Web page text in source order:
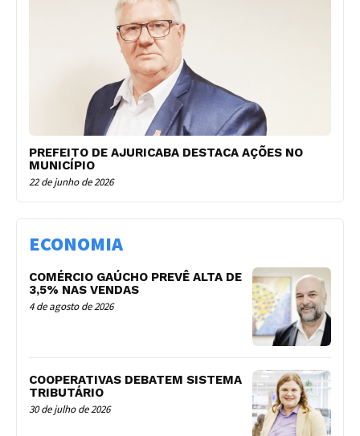
PREFEITO DE AJURICABA DESTACA AÇÕES NO
MUNICÍPIO
22 de junho de 2026
ECONOMIA
COMÉRCIO GAÚCHO PREVÊ ALTA DE
3,5% NAS VENDAS
4 de agosto de 2026
COOPERATIVAS DEBATEM SISTEMA
TRIBUTÁRIO
30 de julho de 2026